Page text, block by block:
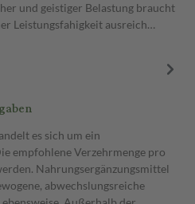
und geistiger Belastung braucht
Leistungsfahigkeit ausreich…
es sich um ein
empfohlene Verzehrmenge pro
Nahrungsergänzungsmittel
abwechslungsreiche